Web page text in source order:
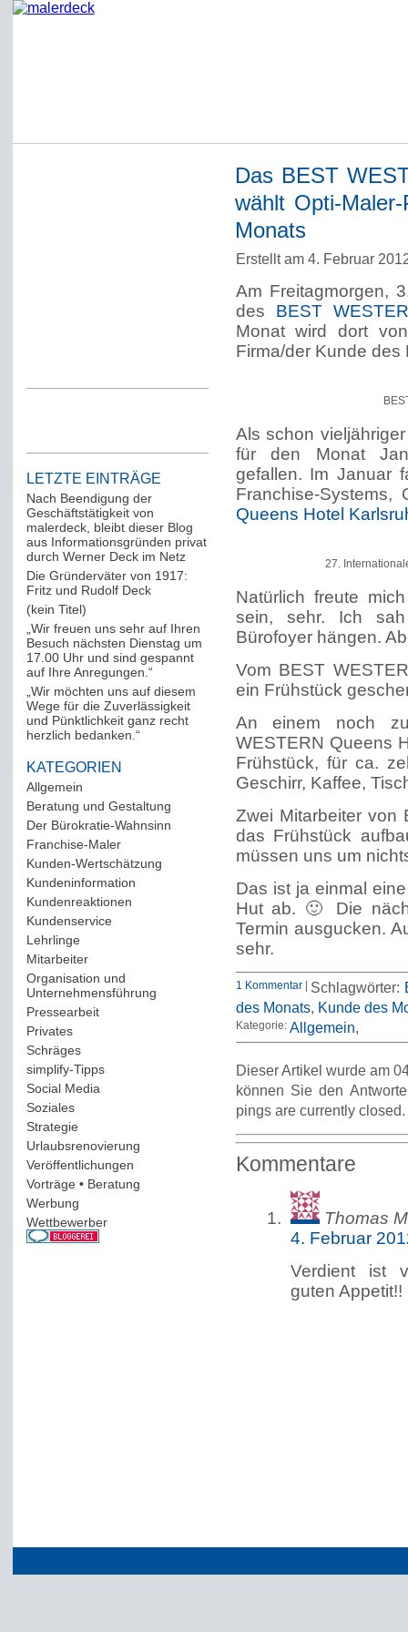
LETZTE EINTRÄGE
Nach Beendigung der
Geschäftstätigkeit von
malerdeck, bleibt dieser Blog
aus Informationsgründen privat
durch Werner Deck im Netz
Die Gründerväter von 1917:
Fritz und Rudolf Deck
(kein Titel)
„Wir freuen uns sehr auf Ihren
Besuch nächsten Dienstag um
17.00 Uhr und sind gespannt
auf Ihre Anregungen.“
„Wir möchten uns auf diesem
Wege für die Zuverlässigkeit
und Pünktlichkeit ganz recht
herzlich bedanken.“
KATEGORIEN
Allgemein
Beratung und Gestaltung
Der Bürokratie-Wahnsinn
Franchise-Maler(42)
Kunden-Wertschätzung
Kundeninformation
Kundenreaktionen
Kundenservice(178)
Lehrlinge(54)
Mitarbeiter(163)
Organisation und
Unternehmensführung
Pressearbeit(12)
Privates(193)
Schräges(161)
simplify-Tipps(123)
Social Media
Soziales(37)
Strategie(220)
Urlaubsrenovierung
Veröffentlichungen
Vorträge • Beratung
Werbung
Wettbewerber(61)
Das BEST
wählt Opti-
Monats
Erstellt am 4. Februar
Am Freitagmorgen,
des BEST
Monat wird dort
Firma/der Kunde des
Als schon
für den Monat
gefallen. Im Januar
Franchise-Systems,
Queens Hotel
27.
Natürlich freute
sein, sehr. Ich
Bürofoyer hängen.
Vom BEST
ein Frühstück
An einem noch
WESTERN Queens
Frühstück, für ca.
Geschirr, Kaffee,
Zwei Mitarbeiter von
das Frühstück
müssen uns um
Das ist ja einmal
Hut ab. 🙂 Die
Termin ausgucken.
sehr.
1 Kommentar| Schlagwörter:
des Monats, Kunde des
Kategorie: Allgemein
Dieser Artikel wurde am
können Sie den
pings are currently closed.
Kommentare
Thomas
4. Februar
Verdient ist
guten Appetit!!